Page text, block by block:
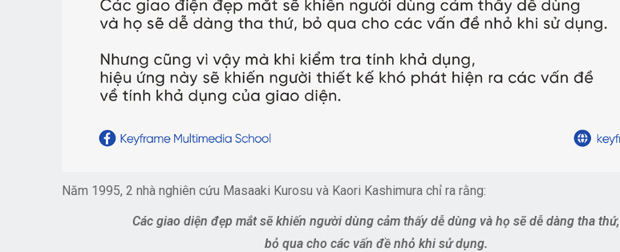
Năm 1995, 2 nhà nghiên cứu Masaaki Kurosu và Kaori Kashimura chỉ ra rằng:
Các giao diện đẹp mắt sẽ khiến người dùng cảm thấy dễ dùng và họ sẽ dễ dàng tha thứ,
bỏ qua cho các vấn đề nhỏ khi sử dụng.